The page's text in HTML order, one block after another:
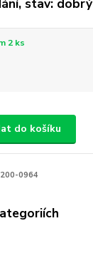
stav: dobrý
2 ks
do košíku
200-0964